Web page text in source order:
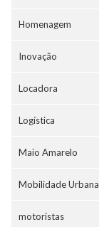
Homenagem
Inovação
Locadora
Logística
Maio Amarelo
Mobilidade Urbana
motoristas